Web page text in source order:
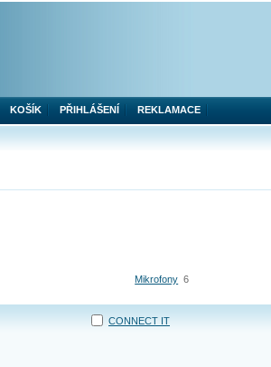
Mikrofony 6
CONNECT IT
KOŠÍK PŘIHLÁŠENÍ REKLAMACE